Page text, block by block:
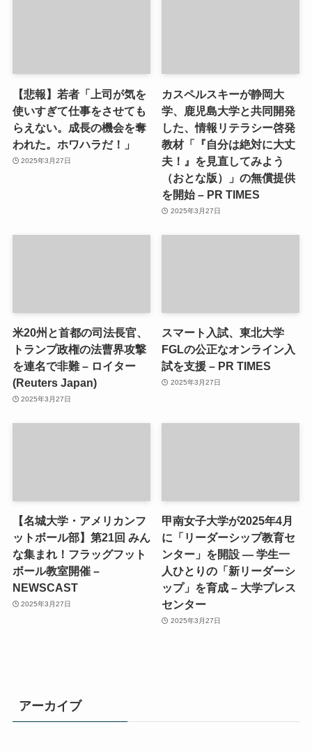
【悲報】若者「上司が気を
使いすぎて仕事をさせても
らえない。成長の機会を奪
われた。ホワハラだ！」
2025年3月27日
カスペルスキーが静岡大
学、鹿児島大学と共同開発
した、情報リテラシー啓発
教材「『自分は絶対に大丈
夫！』を見直してみよう
（おとな版）」の無償提供
を開始 – PR TIMES
2025年3月27日
米20州と首都の司法長官、
トランプ政権の法曹界攻撃
を連名で非難 – ロイター
(Reuters Japan)
2025年3月27日
スマート入試、東北大学
FGLの公正なオンライン入
試を支援 – PR TIMES
2025年3月27日
【名城大学・アメリカンフ
ットボール部】第21回 みん
な集まれ！フラッグフット
ボール教室開催 –
NEWSCAST
2025年3月27日
甲南女子大学が2025年4月
に「リーダーシップ教育セ
ンター」を開設 ― 学生一
人ひとりの「新リーダーシ
ップ」を育成 – 大学プレス
センター
2025年3月27日
アーカイブ